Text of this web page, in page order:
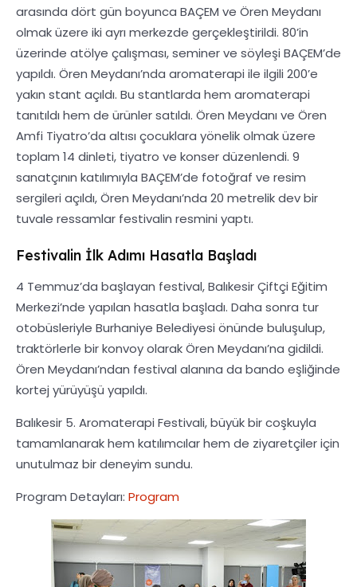
arasında dört gün boyunca BAÇEM ve Ören Meydanı
olmak üzere iki ayrı merkezde gerçekleştirildi. 80’in
üzerinde atölye çalışması, seminer ve söyleşi BAÇEM’de
yapıldı. Ören Meydanı’nda aromaterapi ile ilgili 200’e
yakın stant açıldı. Bu stantlarda hem aromaterapi
tanıtıldı hem de ürünler satıldı. Ören Meydanı ve Ören
Amfi Tiyatro’da altısı çocuklara yönelik olmak üzere
toplam 14 dinleti, tiyatro ve konser düzenlendi. 9
sanatçının katılımıyla BAÇEM’de fotoğraf ve resim
sergileri açıldı, Ören Meydanı’nda 20 metrelik dev bir
tuvale ressamlar festivalin resmini yaptı.
Festivalin İlk Adımı Hasatla Başladı
4 Temmuz’da başlayan festival, Balıkesir Çiftçi Eğitim
Merkezi’nde yapılan hasatla başladı. Daha sonra tur
otobüsleriyle Burhaniye Belediyesi önünde buluşulup,
traktörlerle bir konvoy olarak Ören Meydanı’na gidildi.
Ören Meydanı’ndan festival alanına da bando eşliğinde
kortej yürüyüşü yapıldı.
Balıkesir 5. Aromaterapi Festivali, büyük bir coşkuyla
tamamlanarak hem katılımcılar hem de ziyaretçiler için
unutulmaz bir deneyim sundu.
Program Detayları: Program